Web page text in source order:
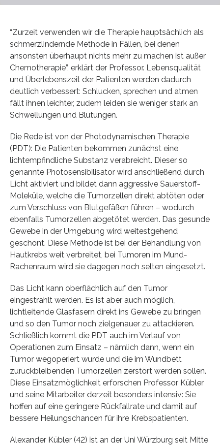
“Zurzeit verwenden wir die Therapie hauptsächlich als
schmerzlindernde Methode in Fällen, bei denen
ansonsten überhaupt nichts mehr zu machen ist außer
Chemotherapie”, erklärt der Professor. Lebensqualität
und Überlebenszeit der Patienten werden dadurch
deutlich verbessert: Schlucken, sprechen und atmen
fällt ihnen leichter, zudem leiden sie weniger stark an
Schwellungen und Blutungen.
Die Rede ist von der Photodynamischen Therapie
(PDT): Die Patienten bekommen zunächst eine
lichtempfindliche Substanz verabreicht. Dieser so
genannte Photosensibilisator wird anschließend durch
Licht aktiviert und bildet dann aggressive Sauerstoff-
Moleküle, welche die Tumorzellen direkt abtöten oder
zum Verschluss von Blutgefäßen führen – wodurch
ebenfalls Tumorzellen abgetötet werden. Das gesunde
Gewebe in der Umgebung wird weitestgehend
geschont. Diese Methode ist bei der Behandlung von
Hautkrebs weit verbreitet, bei Tumoren im Mund-
Rachenraum wird sie dagegen noch selten eingesetzt.
Das Licht kann oberflächlich auf den Tumor
eingestrahlt werden. Es ist aber auch möglich,
lichtleitende Glasfasern direkt ins Gewebe zu bringen
und so den Tumor noch zielgenauer zu attackieren.
Schließlich kommt die PDT auch im Verlauf von
Operationen zum Einsatz – nämlich dann, wenn ein
Tumor wegoperiert wurde und die im Wundbett
zurückbleibenden Tumorzellen zerstört werden sollen.
Diese Einsatzmöglichkeit erforschen Professor Kübler
und seine Mitarbeiter derzeit besonders intensiv: Sie
hoffen auf eine geringere Rückfallrate und damit auf
bessere Heilungschancen für ihre Krebspatienten.
Alexander Kübler (42) ist an der Uni Würzburg seit Mitte